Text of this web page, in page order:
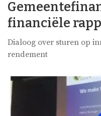
financiële
Dialoog over sturen op
rendement